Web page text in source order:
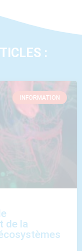
:
INFORMATION
de la